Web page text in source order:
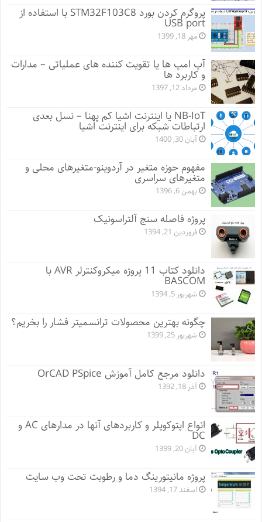
پروگرم کردن بورد STM32F103C8 با استفاده از
USB port
مهر 18, 1399
آپ امپ ها یا تقویت کننده های عملیاتی – مدارات
و کاربرد ها
مرداد 12, 1397
NB-IoT یا اینترنت اشیا کم پهنا – نسل بعدی
ارتباطات شبکه برای اینترنت اشیا
آبان 30, 1400
مفهوم حوزه متغیر در آردوینو-متغیرهای محلی و
متغیرهای سراسری
بهمن 6, 1396
پروژه فاصله سنج آلتراسونیک
فروردین 21, 1394
دانلود کتاب 11 پروژه میکروکنترلر AVR با
BASCOM
شهریور 5, 1394
چگونه بهترین محصولات ترانسمیتر فشار را بخریم؟
شهریور 25, 1399
دانلود مرجع کامل آموزش OrCAD PSpice
آذر 18, 1392
انواع اپتوکوپلر و کاربردهای آنها در مدارهای AC و
DC
آبان 20, 1399
پروژه مانيتورينگ دما و رطوبت تحت وب سایت
اسفند 17, 1394